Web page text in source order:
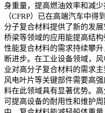
身重量，提高燃油效率和减
（CFRP）已在高端汽车中
分子复合材料提供了新的发
桥梁等领域的应用能提高结
性能复合材料的需求持续攀
断进步。在工业设备领域，
业对高分子复合材料的需求
风电叶片等关键部件需要高
料在此领域具有显著优势。
可提高设备的耐用性和维护